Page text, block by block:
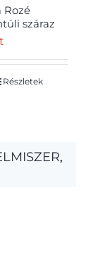
Rozé
száraz
0,75 l
Részletek
,